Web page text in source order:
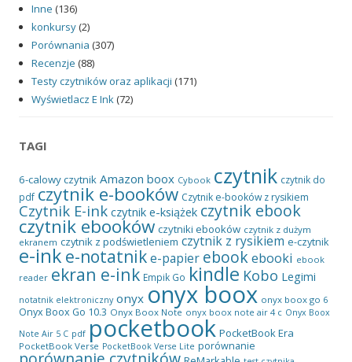
Inne (136)
konkursy(2)
Porównania (307)
Recenzje (88)
Testy czytników oraz aplikacji (171)
Wyświetlacz E Ink(72)
TAGI
6-calowy czytnik Amazon boox Cybook czytnik czytnik do
pdf czytnik e-booków Czytnik e-booków z rysikiem
Czytnik E-ink czytnik e-książek czytnik ebook
czytnik ebooków czytniki ebooków czytnik z dużym
ekranem czytnik z podświetleniem czytnik z rysikiem e-czytnik
e-ink e-notatnike-papier ebookebooki ebook
reader ekran e-ink Empik Go kindle Kobo Legimi
notatnik elektroniczny onyx onyx boox onyx boox go 6
Onyx Boox Go 10.3 Onyx Boox Note onyx boox note air 4 c Onyx Boox
Note Air 5 C pdf pocketbook PocketBook Era
PocketBook Verse PocketBook Verse Lite porównanie